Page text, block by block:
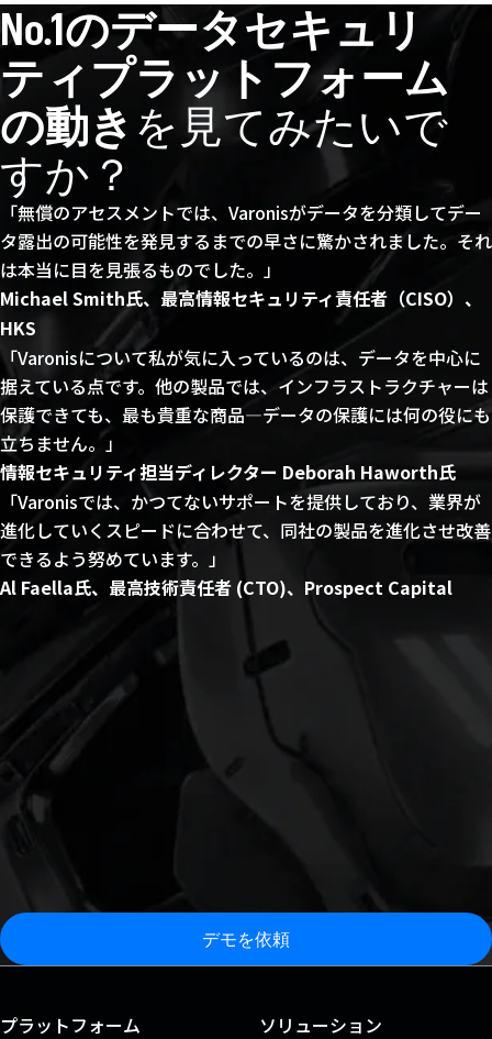
No.1のデータセキュリ
ティプラットフォーム
の動き を見てみたいで
すか？
「無償のアセスメントでは、Varonisがデータを分類してデー
タ露出の可能性を発見するまでの早さに驚かされました。それ
は本当に目を見張るものでした。」
Michael Smith氏、最高情報セキュリティ責任者（CISO）、
HKS
「Varonisについて私が気に入っているのは、データを中心に
据えている点です。他の製品では、インフラストラクチャーは
保護できても、最も貴重な商品—データの保護には何の役にも
立ちません。」
情報セキュリティ担当ディレクター Deborah Haworth氏
「Varonisでは、かつてないサポートを提供しており、業界が
進化していくスピードに合わせて、同社の製品を進化させ改善
できるよう努めています。」
Al Faella氏、最高技術責任者 (CTO)、Prospect Capital
デモを依頼
プラットフォーム ソリューション